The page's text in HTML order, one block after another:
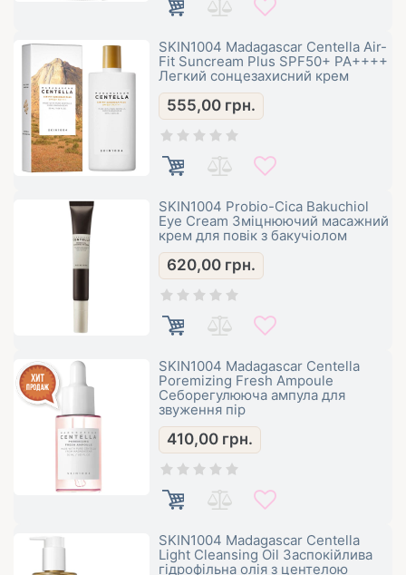
SKIN1004 Madagascar Centella Air-
Fit Suncream Plus SPF50+ PA++++
Легкий сонцезахисний крем
555,00 грн.
SKIN1004 Probio-Cica Bakuchiol
Eye Cream Зміцнюючий масажний
крем для повік з бакучіолом
620,00 грн.
SKIN1004 Madagascar Centella
Poremizing Fresh Ampoule
Себорегулююча ампула для
звуження пір
410,00 грн.
SKIN1004 Madagascar Centella
Light Cleansing Oil Заспокійлива
гідрофільна олія з центелою